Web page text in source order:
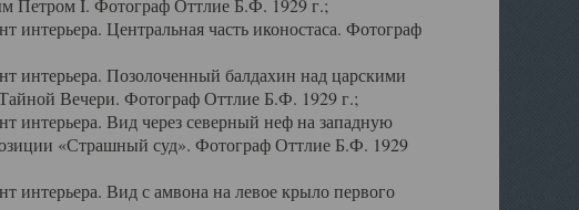
Петром I. Фотограф Оттлие Б.Ф. 1929 г.;
Центральная часть иконостаса. Фотограф
Позолоченный балдахин над царскими
Вечери. Фотограф Оттлие Б.Ф. 1929 г.;
Вид через северный неф на западную
«Страшный суд». Фотограф Оттлие Б.Ф. 1929
Вид с амвона на левое крыло первого